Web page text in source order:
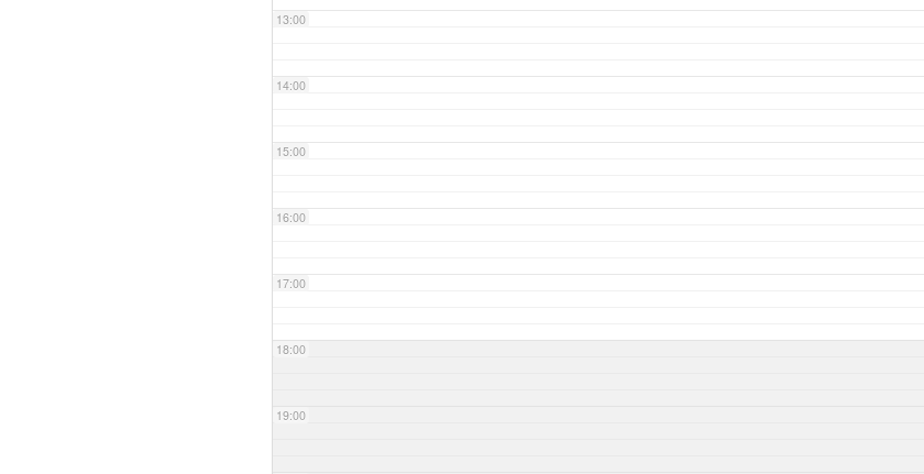
13:00
14:00
15:00
16:00
17:00
18:00
19:00